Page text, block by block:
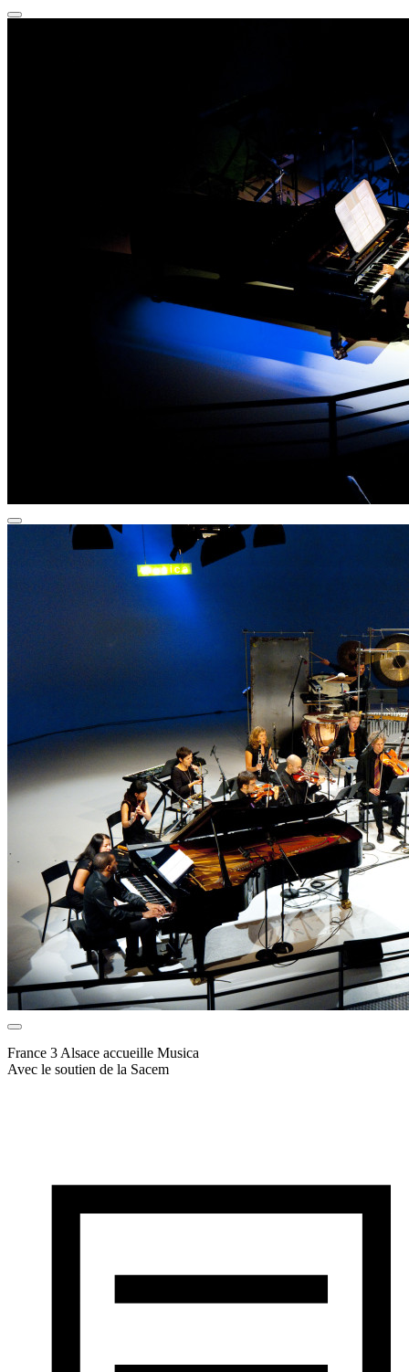
France 3 Alsace accueille Musica
Avec le soutien de la Sacem